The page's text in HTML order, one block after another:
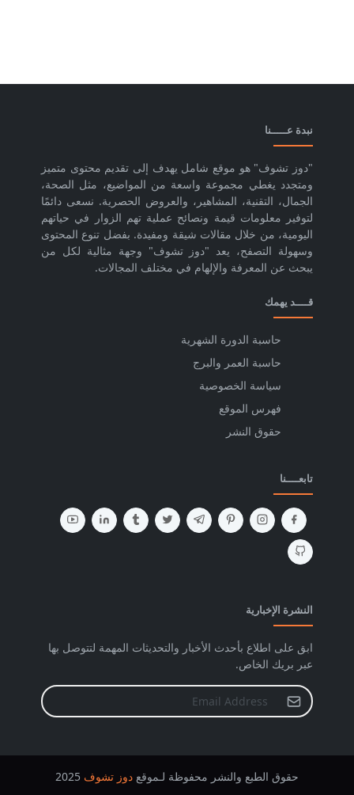
نبدة عـــــنا
"دوز تشوف" هو موقع شامل يهدف إلى تقديم محتوى متميز
ومتجدد يغطي مجموعة واسعة من المواضيع، مثل الصحة،
الجمال، التقنية، المشاهير، والعروض الحصرية. نسعى دائمًا
لتوفير معلومات قيمة ونصائح عملية تهم الزوار في حياتهم
اليومية، من خلال مقالات شيقة ومفيدة. بفضل تنوع المحتوى
وسهولة التصفح، يعد "دوز تشوف" وجهة مثالية لكل من
يبحث عن المعرفة والإلهام في مختلف المجالات.
قــــد يهمك
حاسبة الدورة الشهرية
حاسبة العمر والبرج
سياسة الخصوصية
فهرس الموقع
حقوق النشر
تابعــــنا
النشرة الإخبارية
ابق على اطلاع بأحدث الأخبار والتحديثات المهمة لتتوصل بها
عبر بريك الخاص.
حقوق الطبع والنشر محفوظة لـموقع دوز تشوف